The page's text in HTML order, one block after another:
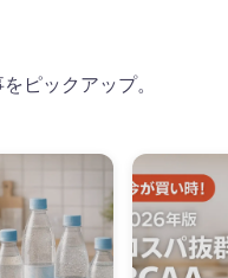
ピックアップ。